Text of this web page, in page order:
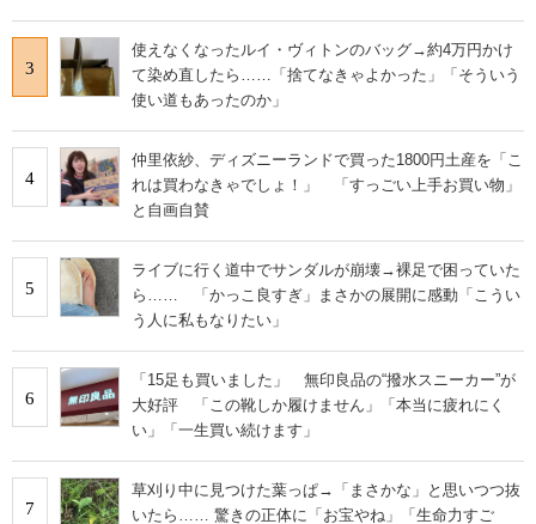
3
使えなくなったルイ・ヴィトンのバッグ→約4万円かけ
て染め直したら……「捨てなきゃよかった」「そういう
使い道もあったのか」
4
仲里依紗、ディズニーランドで買った1800円土産を「こ
れは買わなきゃでしょ！」 「すっごい上手お買い物」
と自画自賛
5
ライブに行く道中でサンダルが崩壊→裸足で困っていた
ら…… 「かっこ良すぎ」まさかの展開に感動「こうい
う人に私もなりたい」
6
「15足も買いました」 無印良品の“撥水スニーカー”が
大好評 「この靴しか履けません」「本当に疲れにく
い」「一生買い続けます」
7
草刈り中に見つけた葉っぱ→「まさかな」と思いつつ抜
いたら…… 驚きの正体に「お宝やね」「生命力すご